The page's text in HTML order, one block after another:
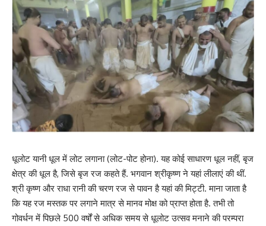
धूलोट यानी धूल में लोट लगाना (लोट-पोट होना). यह कोई साधारण धूल नहीं, बृज
क्षेत्र की धूल है, जिसे बृज रज कहते हैं. भगवान श्रीकृष्ण ने यहां लीलाएं की थीं.
श्री कृष्ण और राधा रानी की चरण रज से पावन है यहां की मिट्टी. माना जाता है
कि यह रज मस्तक पर लगाने मात्र से मानव मोक्ष को प्राप्त होता है. तभी तो
गोवर्धन में पिछले 500 वर्षों से अधिक समय से धूलोट उत्सव मनाने की परम्परा